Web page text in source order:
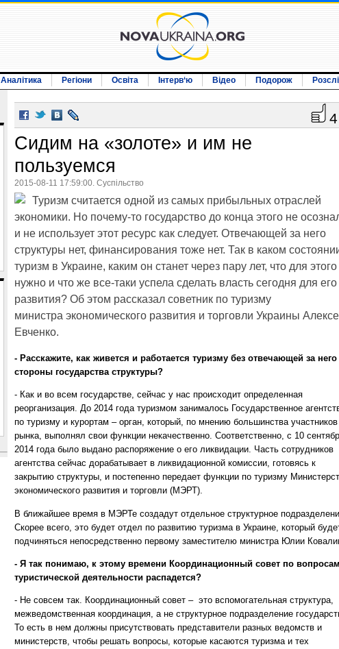
Аналітика Регіони Освіта Інтерв‘ю Відео Подорож
4
Сидим на «золоте» и им не
пользуемся
2015-08-11 17:59:00. Суспільство
Туризм считается одной из самых прибыльных отраслей
экономики. Но почему-то государство до конца этого не
и не использует этот ресурс как следует. Отвечающей за него
структуры нет, финансирования тоже нет. Так в каком
туризм в Украине, каким он станет через пару лет, что для этого
нужно и что же все-таки успела сделать власть сегодня для его
развития? Об этом рассказал советник по туризму
министра экономического развития и торговли Украины
Евченко.
- Расскажите, как живется и работается туризму без отвечающей за него
стороны государства структуры?
- Как и во всем государстве, сейчас у нас происходит определенная
реорганизация. До 2014 года туризмом занималось Государственное
по туризму и курортам – орган, который, по мнению большинства участников
рынка, выполнял свои функции некачественно. Соответственно, с 10
2014 года было выдано распоряжение о его ликвидации. Часть сотрудников
агентства сейчас дорабатывает в ликвидационной комиссии, готовясь к
закрытию структуры, и постепенно передает функции по туризму
экономического развития и торговли (МЭРТ).
В ближайшее время в МЭРТе создадут отдельное структурное
Скорее всего, это будет отдел по развитию туризма в Украине, который
подчиняться непосредственно первому заместителю министра Юлии
- Я так понимаю, к этому времени Координационный совет по вопросам
туристической деятельности распадется?
- Не совсем так. Координационный совет – это вспомогательная структура,
межведомственная координация, а не структурное подразделение
То есть в нем должны присутствовать представители разных ведомств и
министерств, чтобы решать вопросы, которые касаются туризма и тех